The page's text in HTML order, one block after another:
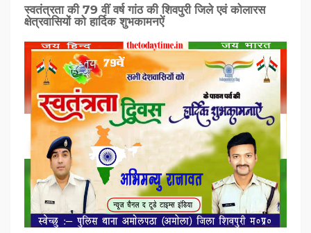
स्वतंत्रता की 79 वीं वर्ष गांठ की शिवपुरी जिले एवं कोलारस
क्षेत्रवासियों को हार्दिक शुभकामनऐं